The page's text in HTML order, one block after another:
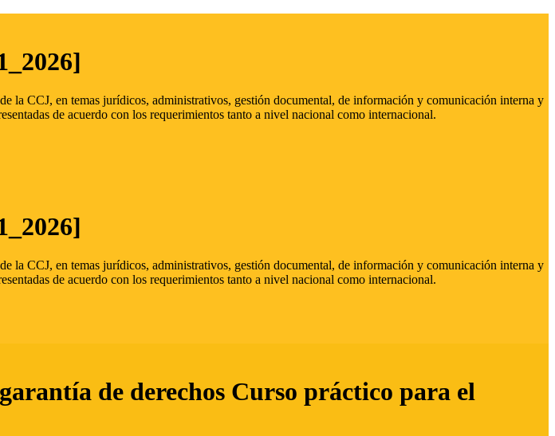
la CCJ, en temas jurídicos, administrativos, gestión documental, de información y comunicación interna y
de acuerdo con los requerimientos tanto a nivel nacional como internacional.
la CCJ, en temas jurídicos, administrativos, gestión documental, de información y comunicación interna y
de acuerdo con los requerimientos tanto a nivel nacional como internacional.
de derechos Curso práctico para el